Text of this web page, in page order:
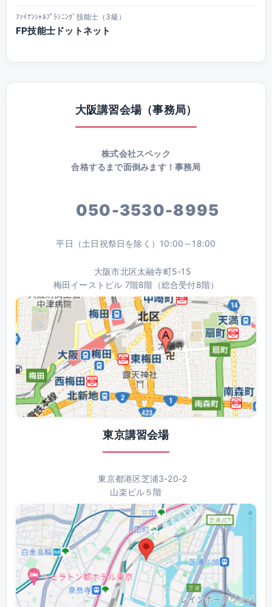
ﾌｧｲﾅﾝｼｬﾙﾌﾟﾗﾝﾆﾝｸﾞ技能士（3級）
FP技能士ドットネット
大阪講習会場（事務局）
株式会社スペック
合格するまで面倒みます！事務局
050-3530-8995
平日（土日祝祭日を除く）10:00～18:00
大阪市北区太融寺町5-15
梅田イーストビル 7階8階（総合受付8階）
東京講習会場
東京都港区芝浦3-20-2
山楽ビル５階